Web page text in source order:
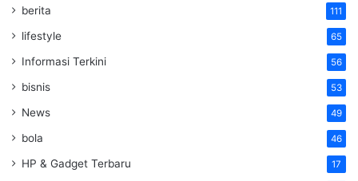
berita 111
lifestyle 65
Informasi Terkini 56
bisnis 53
News 49
bola 46
HP & Gadget Terbaru 17